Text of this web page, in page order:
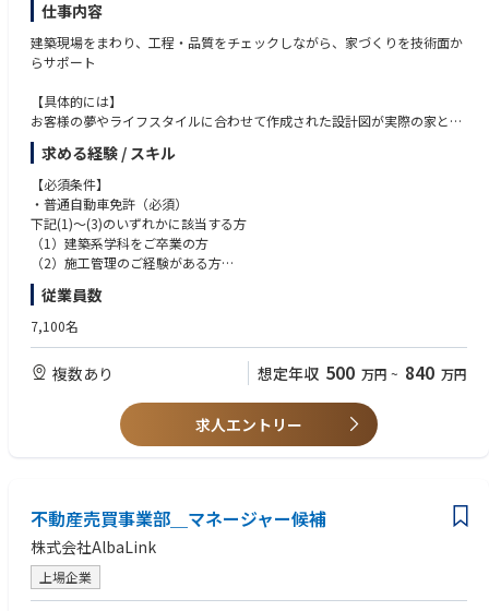
仕事内容
建築現場をまわり、工程・品質をチェックしながら、家づくりを技術面か
らサポート
【具体的には】
お客様の夢やライフスタイルに合わせて作成された設計図が実際の家とし
て完成するまでの指揮監督（一現場工期：約3～3.5ヵ月）
建設予定地を入念に下見し、工事開始後の様子をイメージした上で段取り
を組んだり、業者を手配することで、工期短縮と施工精度の向上を図って
いきます。社内ではいつでも先輩に相談できますし、営業や設計とも日々
進捗状況を共有しながら仕事を進めていける環境です。
【醍醐味】
感じながら造り上げていくことができます。いくつかの現場を同時進行す
ることもありますが、お客様以上に細部にまで気を配り、任された現場が
きちんと設計図通りに施工されているかを確認してください。
求める経験 / スキル
【必須条件】
・普通自動車免許（必須）
下記(1)～(3)のいずれかに該当する方
（1）建築系学科をご卒業の方
（2）施工管理のご経験がある方
（3）一級・二級建築士、一級・二級建築施工管理技士の資格をお持ちの
方・一級・二級建築士
・企業理念「お客様よりお客様の家づくりに熱心であろう」に共感できる
・お客様の一生に一度の家造りに情熱を注ぐことが出来る方
・お客様の気持ちを理解し、お客様の満足に喜びを感じられる方
◆二級建築士の方
一級建築士の資格取得に全力で取り組んで頂ける方を求めます。
【歓迎条件】
・これまでの仕事において、実績をあげてきた方
・課題意識が高く、積極的に改善しようという意欲のある方
・自由な社風の中、自分の行動は自分で管理したい方
従業員数
7,100名
複数あり 想定年収 500 万円 ~ 840 万円
求人エントリー
不動産売買事業部＿マネージャー候補
株式会社AlbaLink
上場企業